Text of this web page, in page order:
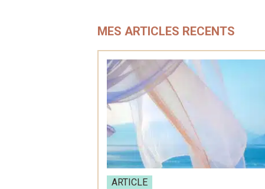
MES ARTICLES RECENTS
ARTICLE